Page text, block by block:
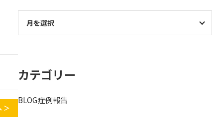
＞
カテゴリー
BLOG症例報告